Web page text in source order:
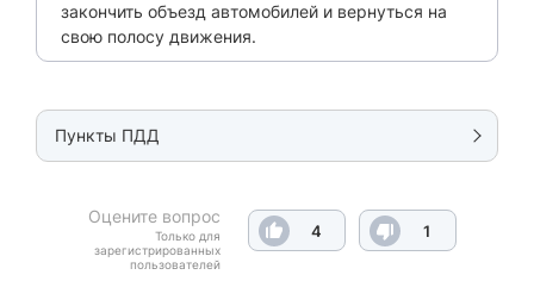
закончить объезд автомобилей и вернуться на
свою полосу движения.
Пункты ПДД
Оцените вопрос
Только для
зарегистрированных
пользователей
4 1